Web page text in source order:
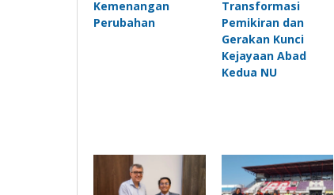
Kemenangan
Perubahan
Transformasi
Pemikiran dan
Gerakan Kunci
Kejayaan Abad
Kedua NU